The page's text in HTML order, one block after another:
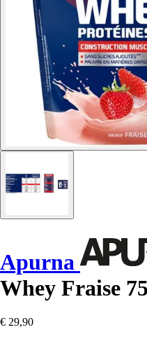
Apurna
Whey Fraise
€ 29,90